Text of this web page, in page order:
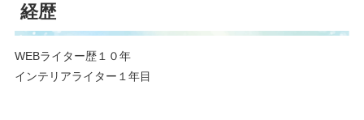
経歴
WEBライター歴１０年
インテリアライター１年目